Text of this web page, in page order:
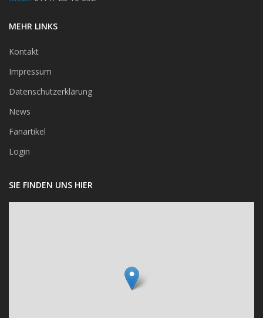
MEHR LINKS
Kontakt
Impressum
Datenschutzerklärung
News
Fanartikel
Login
SIE FINDEN UNS HIER